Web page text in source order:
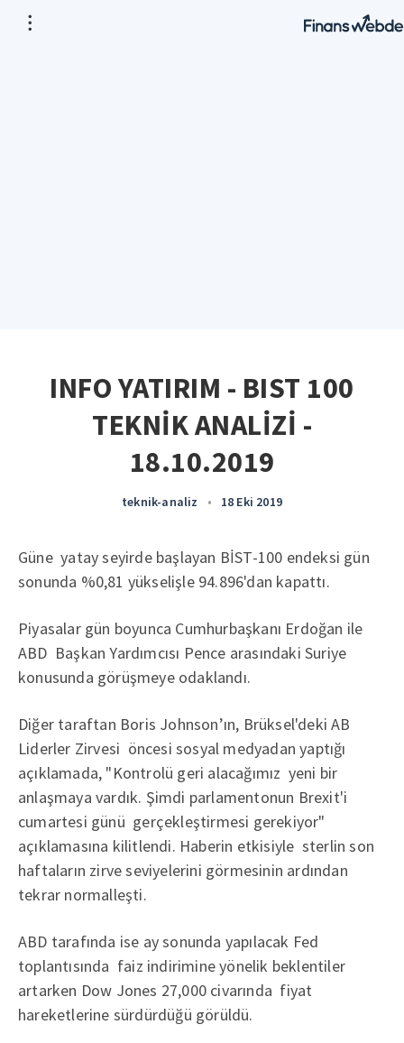
INFO YATIRIM - BIST 100
TEKNİK ANALİZİ -
18.10.2019
teknik-analiz • 18 Eki 2019
Güne yatay seyirde başlayan BİST-100 endeksi gün
sonunda %0,81 yükselişle 94.896'dan kapattı.
Piyasalar gün boyunca Cumhurbaşkanı Erdoğan ile
ABD Başkan Yardımcısı Pence arasındaki Suriye
konusunda görüşmeye odaklandı.
Diğer taraftan Boris Johnson’ın, Brüksel'deki AB
Liderler Zirvesi öncesi sosyal medyadan yaptığı
açıklamada, "Kontrolü geri alacağımız yeni bir
anlaşmaya vardık. Şimdi parlamentonun Brexit'i
cumartesi günü gerçekleştirmesi gerekiyor"
açıklamasına kilitlendi. Haberin etkisiyle sterlin son
haftaların zirve seviyelerini görmesinin ardından
tekrar normalleşti.
ABD tarafında ise ay sonunda yapılacak Fed
toplantısında faiz indirimine yönelik beklentiler
artarken Dow Jones 27,000 civarında fiyat
hareketlerine sürdürdüğü görüldü.